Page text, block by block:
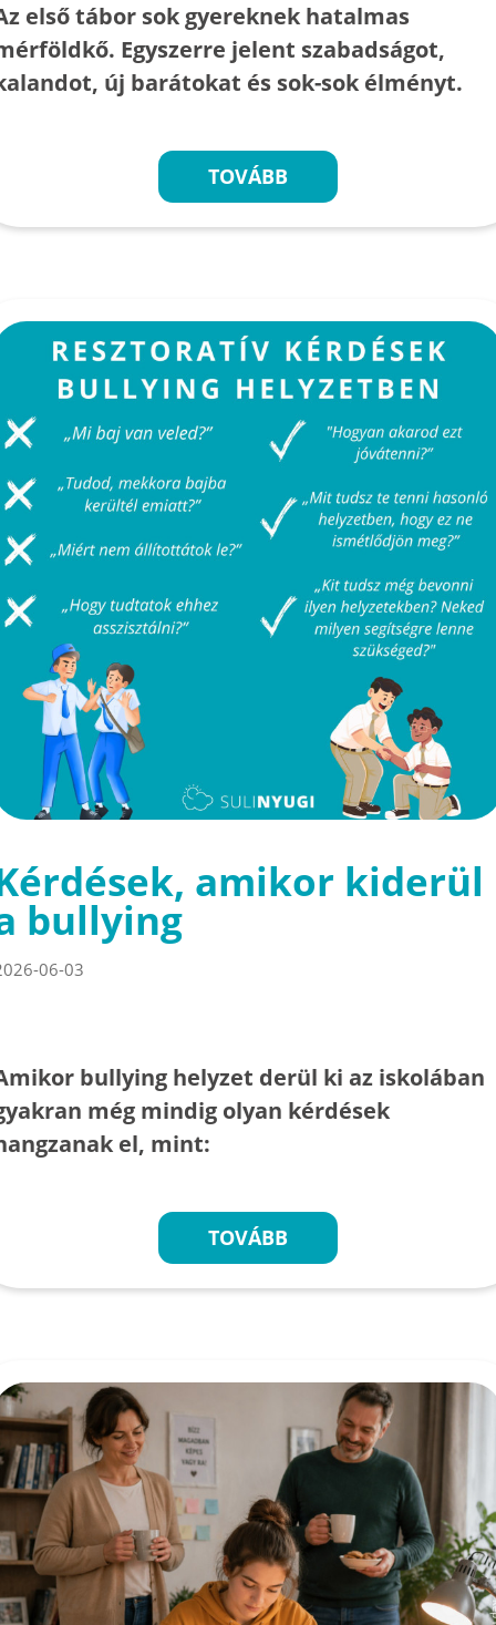
első tábor sok gyereknek hatalmas
Egyszerre jelent szabadságot,
új barátokat és sok-sok élményt.
TOVÁBB
amikor kiderül
bullying
06-03
bullying helyzet derül ki az iskolában
még mindig olyan kérdések
el, mint:
TOVÁBB